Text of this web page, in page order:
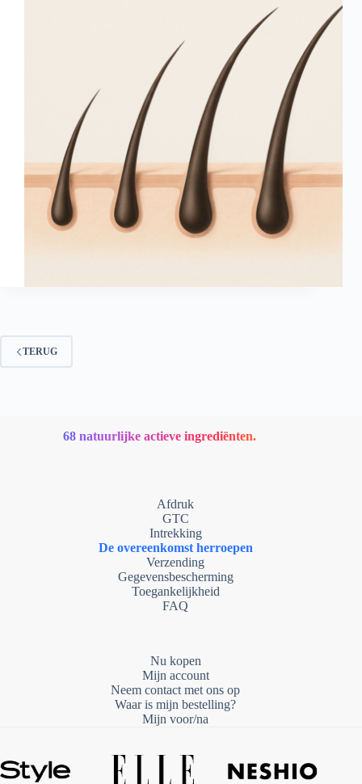
TERUG
68 natuurlijke actieve ingrediënten.
Afdruk
GTC
Intrekking
De overeenkomst herroepen
Verzending
Gegevensbescherming
Toegankelijkheid
FAQ
Nu kopen
Mijn account
Neem contact met ons op
Waar is mijn bestelling?
Mijn voor/na